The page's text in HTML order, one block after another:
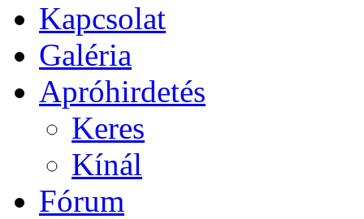
Kapcsolat
Galéria
Apróhirdetés
Keres
Kínál
Fórum